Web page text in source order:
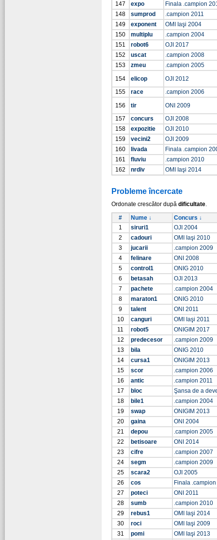
147
expo
Finala .campion
148
sumprod
.campion 2011
149
exponent
OMI Iaşi 2004
150
multiplu
.campion 2004
151
robot6
OJI 2017
152
uscat
.campion 2008
153
zmeu
.campion 2005
154
elicop
OJI 2012
155
race
.campion 2006
156
tir
ONI 2009
157
concurs
OJI 2008
158
expozitie
OJI 2010
159
vecini2
OJI 2009
160
livada
Finala .campion
161
fluviu
.campion 2010
162
nrdiv OMI Iaşi 2014
Probleme încercate
Ordonate crescător după dificultate.
#
Nume ↓
Concurs ↓
1
siruri1
OJI 2004
2
cadouri
OMI Iaşi 2010
3
jucarii
.campion 2009
4
felinare
ONI 2008
5
control1
ONIG 2010
6
betasah
OJI 2013
7
pachete
.campion 2004
8
maraton1
ONIG 2010
9
talent
ONI 2011
10
canguri
OMI Iaşi 2011
11
robot5
ONIGIM 2017
12
predecesor
.campion 2009
13
bila
ONIG 2010
14
cursa1
ONIGIM 2013
15
scor
.campion 2006
16
antic
.campion 2011
17
bloc
Şansa de a
18
bile1
.campion 2004
19
swap
ONIGIM 2013
20
gaina
ONI 2004
21
depou
.campion 2005
22
betisoare
ONI 2014
23
cifre
.campion 2007
24
segm
.campion 2009
25
scara2
OJI 2005
26
cos
Finala
27
poteci
ONI 2011
28
sumb
.campion 2010
29
rebus1
OMI Iaşi 2014
30
roci
OMI Iaşi 2009
31
pomi
OMI Iaşi 2013